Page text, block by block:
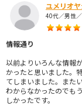
ユメリオ
40代／男性
情報通り
以前よりいろんな情報
かったと思いました。
てしまいました。また
わからなかったのでも
しかったです。